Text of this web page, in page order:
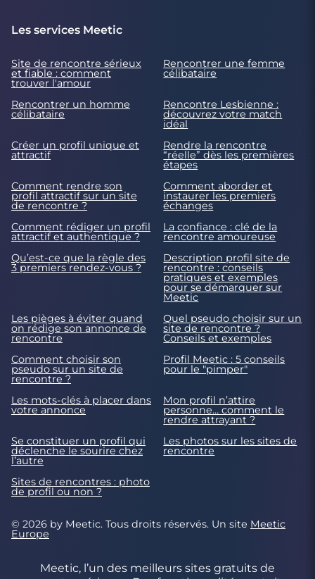
Les services Meetic
Site de rencontre sérieux
et fiable : comment
trouver l'amour
Rencontrer une femme
célibataire
Rencontrer un homme
célibataire
Rencontre Lesbienne :
découvrez votre match
idéal
Créer un profil unique et
attractif
Rendre la rencontre
“réelle” dès les premières
étapes
Comment rendre son
profil attractif sur un site
de rencontre ?
Comment aborder et
instaurer les premiers
échanges
Comment rédiger un profil
attractif et authentique ?
La confiance : clé de la
rencontre amoureuse
Qu’est-ce que la règle des
3 premiers rendez-vous ?
Description profil site de
rencontre : conseils
pratiques et exemples
pour se démarquer sur
Meetic
Les pièges à éviter quand
on rédige son annonce de
rencontre
Quel pseudo choisir sur un
site de rencontre ?
Conseils et exemples
Comment choisir son
pseudo sur un site de
rencontre ?
Profil Meetic : 5 conseils
pour le "pimper"
Les mots-clés à placer dans
votre annonce
Mon profil n’attire
personne… comment le
rendre attrayant ?
Se constituer un profil qui
déclenche le sourire chez
l’autre
Les photos sur les sites de
rencontre
Sites de rencontres : photo
de profil ou non ?
© 2026 by Meetic. Tous droits réservés. Un site Meetic
Europe
Meetic, l’un des meilleurs sites gratuits de